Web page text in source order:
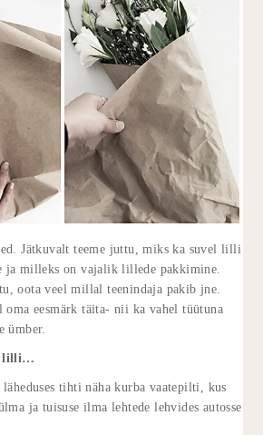
Jätkuvalt teeme juttu, miks ka suvel lilli
ja milleks on vajalik lillede pakkimine.
oota veel millal teenindaja pakib jne.
eesmärk täita- nii ka vahel tüütuna
ümber.
lilli…
tihti näha kurba vaatepilti, kus
ja tuisuse ilma lehtede lehvides autosse